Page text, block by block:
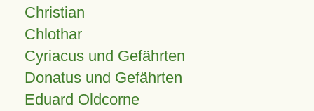
Christian
Chlothar
Cyriacus und Gefährten
Donatus und Gefährten
Eduard Oldcorne